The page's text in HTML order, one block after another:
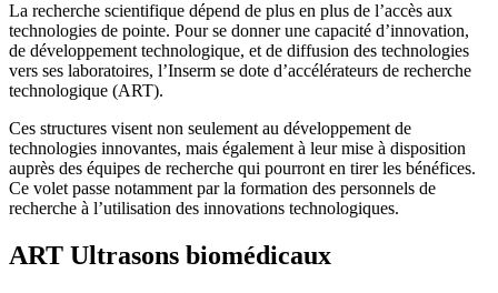
La recherche scientifique dépend de plus en plus de l’accès aux
technologies de pointe. Pour se donner une capacité d’innovation,
de développement technologique, et de diffusion des technologies
vers ses laboratoires, l’Inserm se dote d’accélérateurs de recherche
technologique (ART).
Ces structures visent non seulement au développement de
technologies innovantes, mais également à leur mise à disposition
auprès des équipes de recherche qui pourront en tirer les bénéfices.
Ce volet passe notamment par la formation des personnels de
recherche à l’utilisation des innovations technologiques.
ART Ultrasons biomédicaux